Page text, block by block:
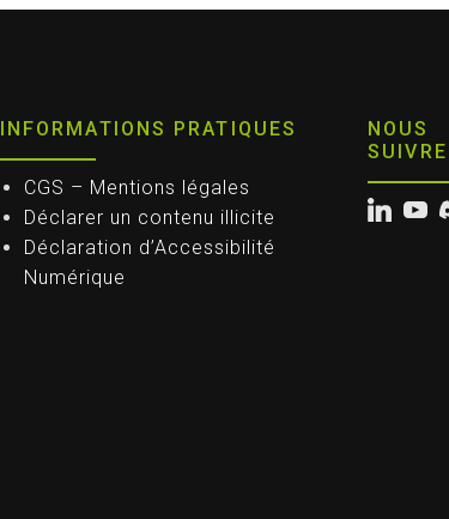
INFORMATIONS PRATIQUES
CGS – Mentions légales
Déclarer un contenu illicite
Déclaration d’Accessibilité
Numérique
NOUS
SUIVRE